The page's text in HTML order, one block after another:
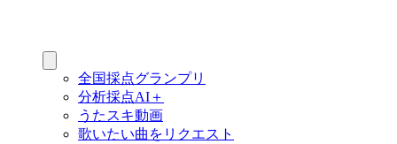
全国採点グランプリ
分析採点AI＋
うたスキ動画
歌いたい曲をリクエスト